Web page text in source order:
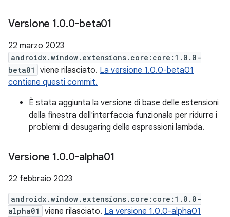
Versione 1.0.0-beta01
22 marzo 2023
androidx.window.extensions.core:core:1.0.0-
beta01
viene rilasciato. La versione 1.0.0-beta01
contiene questi commit.
È stata aggiunta la versione di base delle estensioni
della finestra dell'interfaccia funzionale per ridurre i
problemi di desugaring delle espressioni lambda.
Versione 1.0.0-alpha01
22 febbraio 2023
androidx.window.extensions.core:core:1.0.0-
alpha01
viene rilasciato. La versione 1.0.0-alpha01